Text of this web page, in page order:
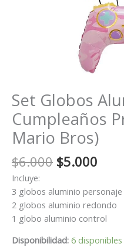
Set Globos
Cumpleaños
Mario Bros)
$6.000 El
original
era:
$6.000.
$5.000
es:
Incluye:
3 globos aluminio personaje
2 globos aluminio redondo
1 globo aluminio control
Disponibilidad: 6 disponibles